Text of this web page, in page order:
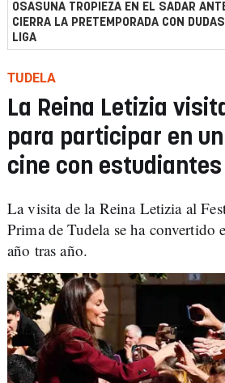
OSASUNA TROPIEZA EN EL SADAR
CIERRA LA PRETEMPORADA CON
LIGA
TUDELA
La Reina Letizia
para participar en
cine con estudiantes
La visita de la Reina Letizia al
Prima de Tudela se ha convertido
año tras año.